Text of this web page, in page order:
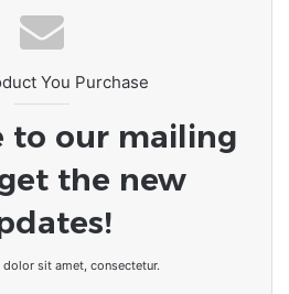
You Purchase
to our mailing
the new
dolor sit amet, consectetur.